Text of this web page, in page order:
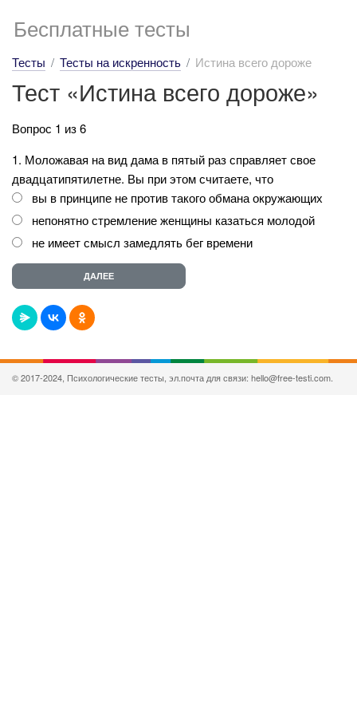
Бесплатные тесты
Тесты Тесты на искренность Истина всего дороже
Тест «Истина всего дороже»
Вопрос 1 из 6
1. Моложавая на вид дама в пятый раз справляет свое
двадцатипятилетне. Вы при этом считаете, что
вы в принципе не против такого обмана окружающих
непонятно стремление женщины казаться молодой
не имеет смысл замедлять бег времени
© 2017-2024, Психологические тесты, эл.почта для связи: hello@free-testi.com.